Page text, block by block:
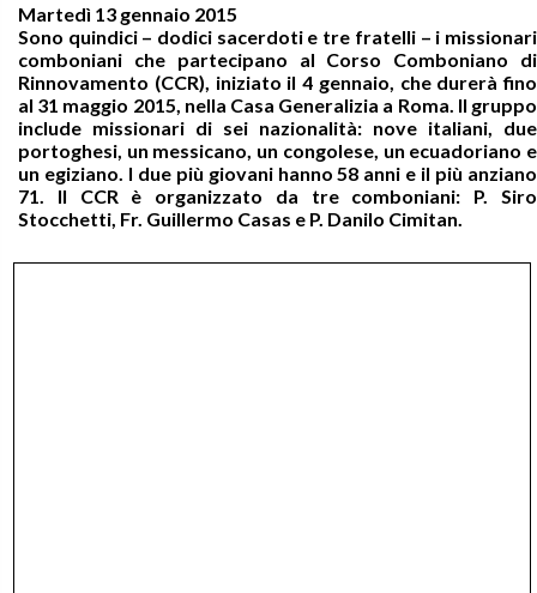
Martedì 13 gennaio 2015
Sono quindici – dodici sacerdoti e tre fratelli – i missionari
comboniani che partecipano al Corso Comboniano di
Rinnovamento (CCR), iniziato il 4 gennaio, che durerà fino
al 31 maggio 2015, nella Casa Generalizia a Roma. Il gruppo
include missionari di sei nazionalità: nove italiani, due
portoghesi, un messicano, un congolese, un ecuadoriano e
un egiziano. I due più giovani hanno 58 anni e il più anziano
71. Il CCR è organizzato da tre comboniani: P. Siro
Stocchetti, Fr. Guillermo Casas e P. Danilo Cimitan.